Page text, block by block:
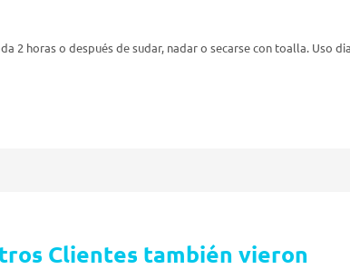
2 horas o después de sudar, nadar o secarse con toalla. Uso
Clientes también vieron